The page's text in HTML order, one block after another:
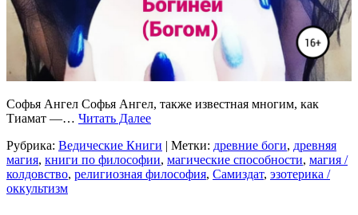
Софья Ангел Софья Ангел, также известная многим, как
Тиамат —… Читать Далее
Рубрика: Ведические Книги | Метки: древние боги, древняя
магия, книги по философии, магические способности, магия /
колдовство, религиозная философия, Самиздат, эзотерика /
оккультизм